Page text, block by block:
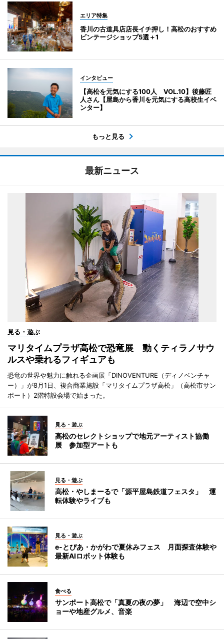
エリア特集
香川の古道具店店長イチ押し！高松のおすすめ
ビンテージショップ5選＋1
インタビュー
【高松を元気にする100人 VOL.10】後藤匠
人さん【屋島から香川を元気にする高校生イベ
ンター】
もっと見る
最新ニュース
見る・遊ぶ
マリタイムプラザ高松で恐竜展 動くティラノサウ
ルスや乗れるフィギュアも
恐竜の世界や魅力に触れる企画展「DINOVENTURE（ディノベンチャ
ー）」が8月1日、複合商業施設「マリタイムプラザ高松」（高松市サン
ポート）2階特設会場で始まった。
見る・遊ぶ
高松のセレクトショップで地元アーティスト協働
展 参加型アートも
見る・遊ぶ
高松・やしまーるで「源平屋島鉄道フェスタ」 運
転体験やライブも
見る・遊ぶ
e-とぴあ・かがわで夏休みフェス 月面探査体験や
最新AIロボット体験も
食べる
サンポート高松で「真夏の夜の夢」 海辺で空中シ
ョーや地産グルメ、音楽